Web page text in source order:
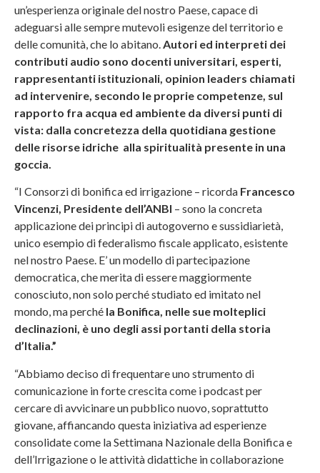
un’esperienza originale del nostro Paese, capace di
adeguarsi alle sempre mutevoli esigenze del territorio e
delle comunità, che lo abitano. Autori ed interpreti dei
contributi audio sono docenti universitari, esperti,
rappresentanti istituzionali, opinion leaders chiamati
ad intervenire, secondo le proprie competenze, sul
rapporto fra acqua ed ambiente da diversi punti di
vista: dalla concretezza della quotidiana gestione
delle risorse idriche alla spiritualità presente in una
goccia.
“I Consorzi di bonifica ed irrigazione – ricorda Francesco
Vincenzi, Presidente dell’ANBI – sono la concreta
applicazione dei principi di autogoverno e sussidiarietà,
unico esempio di federalismo fiscale applicato, esistente
nel nostro Paese. E’ un modello di partecipazione
democratica, che merita di essere maggiormente
conosciuto, non solo perché studiato ed imitato nel
mondo, ma perché la Bonifica, nelle sue molteplici
declinazioni, è uno degli assi portanti della storia
d’Italia.”
“Abbiamo deciso di frequentare uno strumento di
comunicazione in forte crescita come i podcast per
cercare di avvicinare un pubblico nuovo, soprattutto
giovane, affiancando questa iniziativa ad esperienze
consolidate come la Settimana Nazionale della Bonifica e
dell’Irrigazione o le attività didattiche in collaborazione